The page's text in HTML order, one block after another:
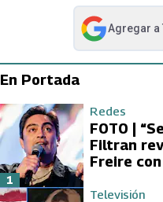
Agregar a
abre en nueva
En Portada
Redes
FOTO |
Filtran
Freire
1
Televisión